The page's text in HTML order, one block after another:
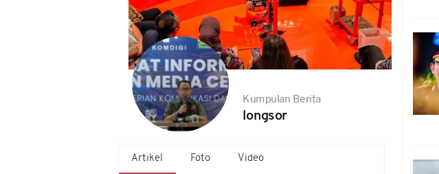
Kumpulan Berita
longsor
Artikel Foto Video